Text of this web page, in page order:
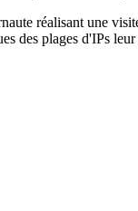
réalisant une
des plages d'IPs leur